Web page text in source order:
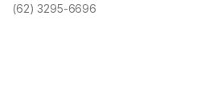
(62) 3295-6696